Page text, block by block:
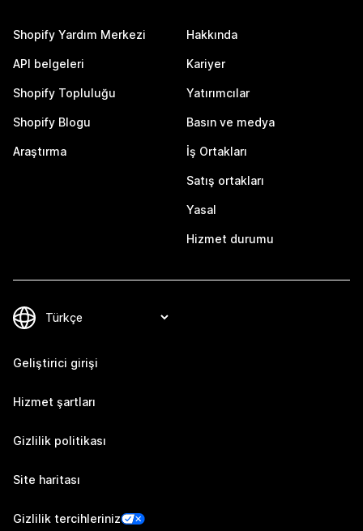
Shopify Yardım Merkezi
API belgeleri
Shopify Topluluğu
Shopify Blogu
Araştırma
Hakkında
Kariyer
Yatırımcılar
Basın ve medya
İş Ortakları
Satış ortakları
Yasal
Hizmet durumu
Geliştirici girişi
Hizmet şartları
Gizlilik politikası
Site haritası
Gizlilik tercihleriniz